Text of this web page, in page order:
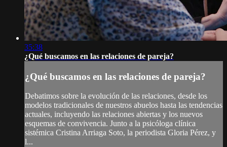
35:38
¿Qué buscamos en las relaciones de pareja?
¿Qué buscamos en las relaciones de pareja?
Debatimos sobre la evolución de las relaciones, desde los
modelos tradicionales de nuestros abuelos hasta las tendencias
actuales, incluyendo las relaciones abiertas y los nuevos
esquemas de convivencia. Junto a la psicóloga clínica
sistémica Cristina Arriaga Soto, la periodista Gloria Pérez, y
l...